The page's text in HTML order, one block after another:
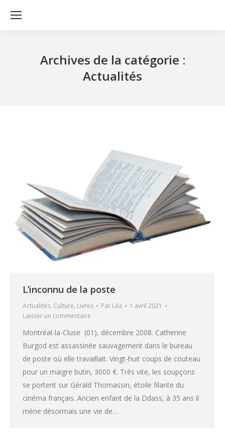
Archives de la catégorie :
Actualités
L’inconnu de la poste
Actualités, Culture, Livres Par Léa
1 avril 2021
Laisser un commentaire
Montréal-la-Cluse (01), décembre 2008. Catherine
Burgod est assassinée sauvagement dans le bureau
de poste où elle travaillait. Vingt-huit coups de couteau
pour un maigre butin, 3000 €. Très vite, les soupçons
se portent sur Gérald Thomassin, étoile filante du
cinéma français. Ancien enfant de la Ddass, à 35 ans il
mène désormais une vie de…